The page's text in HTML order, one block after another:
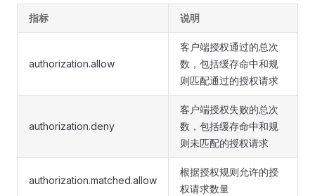
指标 说明
authorization.allow
客户端授权通过的总次
数，包括缓存命中和规
则匹配通过的授权请求
authorization.deny
客户端授权失败的总次
数，包括缓存命中和规
则未匹配的授权请求
authorization.matched.allow
根据授权规则允许的授
权请求数量